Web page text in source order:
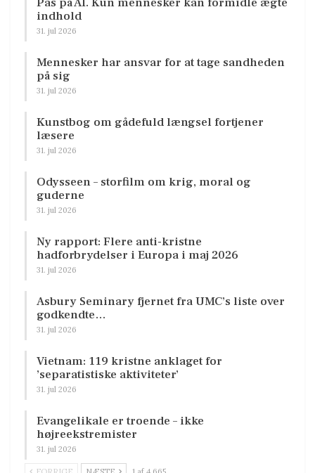
indhold
31. jul 2026
Mennesker har ansvar for at tage sandheden
på sig
31. jul 2026
Kunstbog om gådefuld længsel fortjener
læsere
31. jul 2026
Odysseen – storfilm om krig, moral og
guderne
31. jul 2026
Ny rapport: Flere anti-kristne
hadforbrydelser i Europa i maj 2026
31. jul 2026
Asbury Seminary fjernet fra UMC’s liste over
godkendte…
31. jul 2026
Vietnam: 119 kristne anklaget for
’separatistiske aktiviteter’
31. jul 2026
Evangelikale er troende – ikke
højreekstremister
31. jul 2026